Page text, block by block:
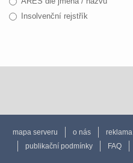
Insolvenční rejstřík
mapa serveru o nás reklama
publikační podmínky
FAQ